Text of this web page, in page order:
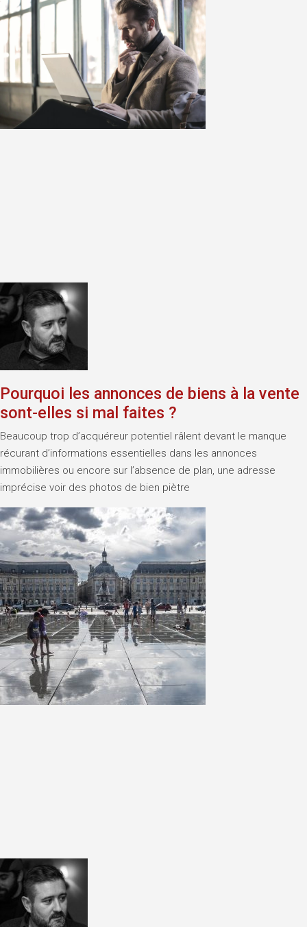
Pourquoi les annonces de biens à la vente
sont-elles si mal faites ?
Beaucoup trop d’acquéreur potentiel râlent devant le manque
récurant d’informations essentielles dans les annonces
immobilières ou encore sur l’absence de plan, une adresse
imprécise voir des photos de bien piètre